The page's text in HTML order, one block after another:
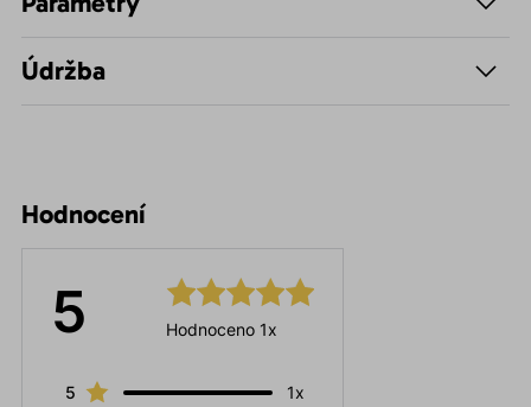
Údržba
Hodnocení
5 Hodnoceno 1x
5
1x